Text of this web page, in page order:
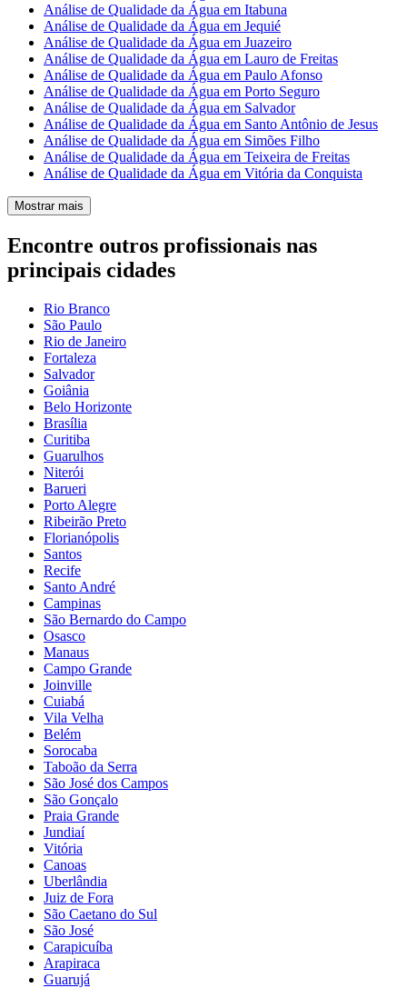
Análise de Qualidade da Água em Itabuna
Análise de Qualidade da Água em Jequié
Análise de Qualidade da Água em Juazeiro
Análise de Qualidade da Água em Lauro de Freitas
Análise de Qualidade da Água em Paulo Afonso
Análise de Qualidade da Água em Porto Seguro
Análise de Qualidade da Água em Salvador
Análise de Qualidade da Água em Santo Antônio de Jesus
Análise de Qualidade da Água em Simões Filho
Análise de Qualidade da Água em Teixeira de Freitas
Análise de Qualidade da Água em Vitória da Conquista
Mostrar mais
Encontre outros profissionais nas
principais cidades
Rio Branco
São Paulo
Rio de Janeiro
Fortaleza
Salvador
Goiânia
Belo Horizonte
Brasília
Curitiba
Guarulhos
Niterói
Barueri
Porto Alegre
Ribeirão Preto
Florianópolis
Santos
Recife
Santo André
Campinas
São Bernardo do Campo
Osasco
Manaus
Campo Grande
Joinville
Cuiabá
Vila Velha
Belém
Sorocaba
Taboão da Serra
São José dos Campos
São Gonçalo
Praia Grande
Jundiaí
Vitória
Canoas
Uberlândia
Juiz de Fora
São Caetano do Sul
São José
Carapicuíba
Arapiraca
Guarujá